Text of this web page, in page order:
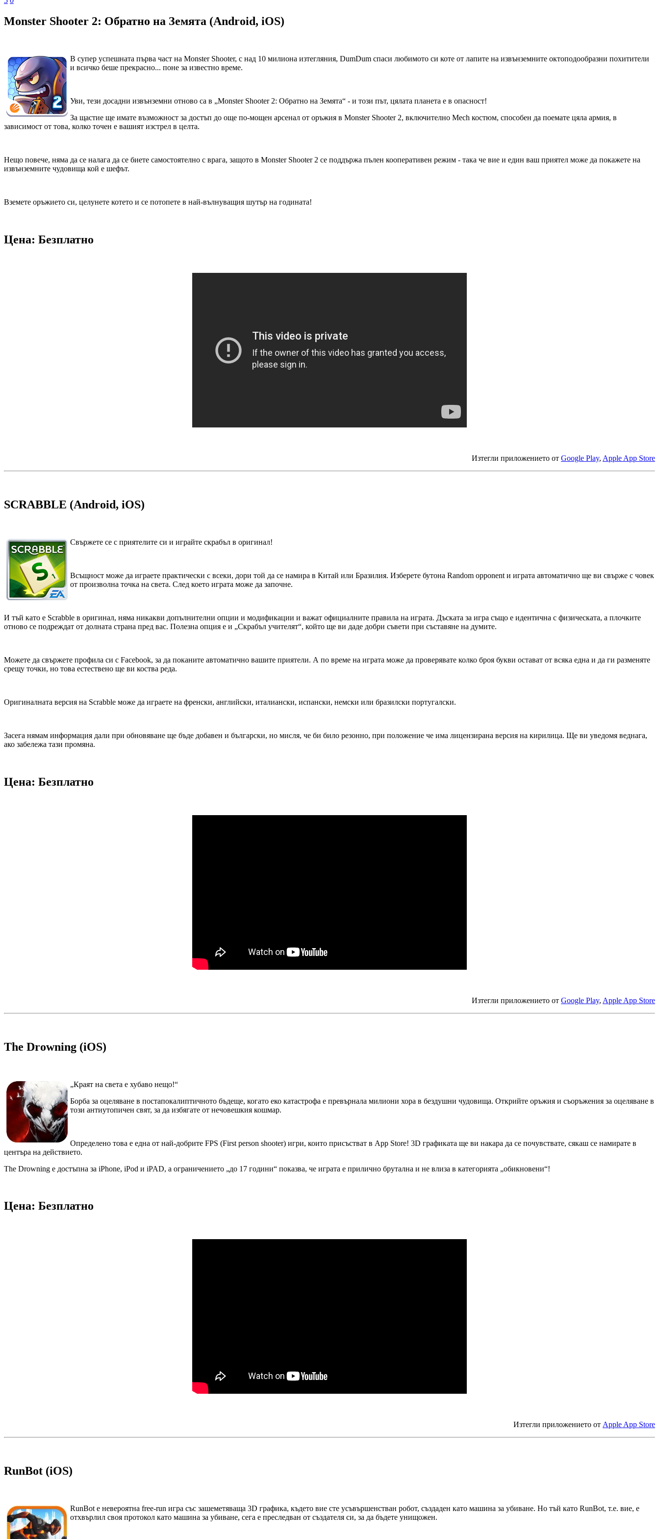
Monster Shooter 2: Обратно на Земята (Android, iOS)
В супер успешната първа част на Monster Shooter, с над 10 милиона изтегляния, DumDum спаси любимото си коте от лапите на извънземните октоподообразни похитители
и всичко беше прекрасно... поне за известно време.
Уви, тези досадни извънземни отново са в „Monster Shooter 2: Обратно на Земята“ - и този път, цялата планета е в опасност!
За щастие ще имате възможност за достъп до още по-мощен арсенал от оръжия в Monster Shooter 2, включително Mech костюм, способен да поемате цяла армия, в
зависимост от това, колко точен е вашият изстрел в целта.
Нещо повече, няма да се налага да се биете самостоятелно с врага, защото в Monster Shooter 2 се поддържа пълен кооперативен режим - така че вие и един ваш приятел може да покажете на
извънземните чудовища кой е шефът.
Вземете оръжието си, целунете котето и се потопете в най-вълнуващия шутър на годината!
Цена: Безплатно
Изтегли приложението от Google Play, Apple App Store
SCRABBLE (Android, iOS)
Свържете се с приятелите си и играйте скрабъл в оригинал!
Всъщност може да играете практически с всеки, дори той да се намира в Китай или Бразилия. Изберете бутона Random opponent и играта автоматично ще ви свърже с човек
от произволна точка на света. След което играта може да започне.
И тъй като е Scrabble в оригинал, няма никакви допълнителни опции и модификации и важат официалните правила на играта. Дъската за игра също е идентична с физическата, а плочките
отново се подреждат от долната страна пред вас. Полезна опция е и „Скрабъл учителят“, който ще ви даде добри съвети при съставяне на думите.
Можете да свържете профила си с Facebook, за да поканите автоматично вашите приятели. А по време на играта може да проверявате колко броя букви остават от всяка една и да ги разменяте
срещу точки, но това естествено ще ви коства реда.
Оригиналната версия на Scrabble може да играете на френски, английски, италиански, испански, немски или бразилски португалски.
Засега нямам информация дали при обновяване ще бъде добавен и български, но мисля, че би било резонно, при положение че има лицензирана версия на кирилица. Ще ви уведомя веднага,
ако забележа тази промяна.
Цена: Безплатно
Изтегли приложението от Google Play, Apple App Store
The Drowning (iOS)
„Краят на света е хубаво нещо!“
Борба за оцеляване в постапокалиптичното бъдеще, когато еко катастрофа е превърнала милиони хора в бездушни чудовища. Открийте оръжия и съоръжения за оцеляване в
този антиутопичен свят, за да избягате от нечовешкия кошмар.
Определено това е една от най-добрите FPS (First person shooter) игри, които присъстват в App Store! 3D графиката ще ви накара да се почувствате, сякаш се намирате в
центъра на действието.
The Drowning е достъпна за iPhone, iPod и iPAD, а ограничението „до 17 години“ показва, че играта е прилично брутална и не влиза в категорията „обикновени“!
Цена: Безплатно
Изтегли приложението от Apple App Store
RunBot (iOS)
RunBot е невероятна free-run игра със зашеметяваща 3D графика, където вие сте усъвършенстван робот, създаден като машина за убиване. Но тъй като RunBot, т.е. вие, е
отхвърлил своя протокол като машина за убиване, сега е преследван от създателя си, за да бъдете унищожен.